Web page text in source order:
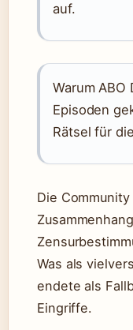
auf.
Warum ABO
Episoden
Rätsel für
Die
Was als
endete als
Eingriffe.